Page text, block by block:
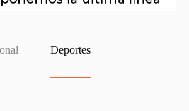
Deportes